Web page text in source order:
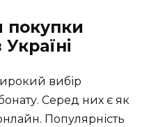
покупки
вибір
Серед них є як
Популярність